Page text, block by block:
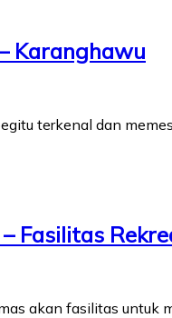
Karanghawu
terkenal dan
Fasilitas
akan fasilitas untuk